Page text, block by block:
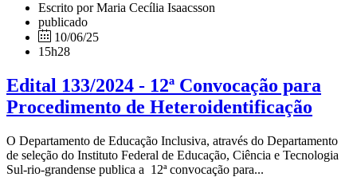
Escrito por Maria Cecília Isaacsson
publicado
10/06/25
15h28
Edital 133/2024 - 12ª Convocação para
Procedimento de Heteroidentificação
O Departamento de Educação Inclusiva, através do Departamento
de seleção do Instituto Federal de Educação, Ciência e Tecnologia
Sul-rio-grandense publica a 12ª convocação para...